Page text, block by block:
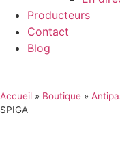
Producteurs
Contact
Blog
Accueil » Boutique »
SPIGA